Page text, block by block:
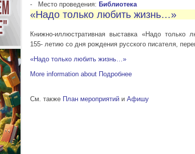
-
Место проведения: Библиотека
«Надо только любить жизнь…»
Книжно-иллюстративная выставка «Надо только
155- летию со дня рождения русского писателя,
«Надо только любить жизнь…»
More information about Подробнее
См. также План мероприятий и Афишу